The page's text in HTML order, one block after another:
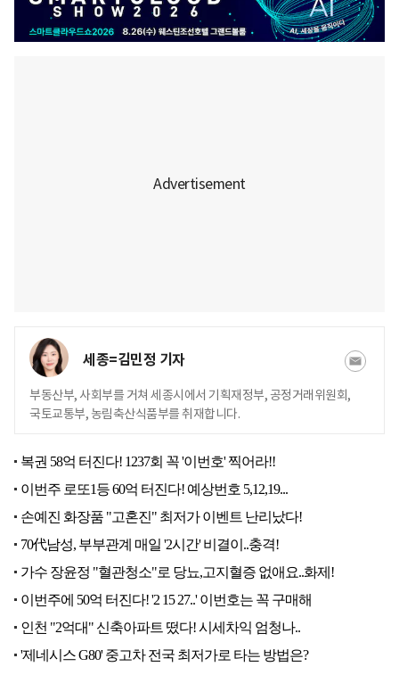
세종=김민정 기자
부동산부, 사회부를 거쳐 세종시에서 기획재정부, 공정거래위원회,
국토교통부, 농림축산식품부를 취재합니다.